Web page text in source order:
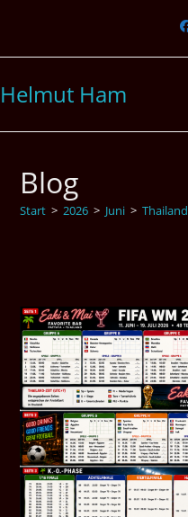
springen
Helmut Ham
Blog
Start > 2026 > Juni > Thailand